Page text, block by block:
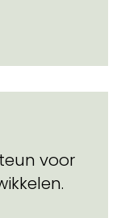
voor